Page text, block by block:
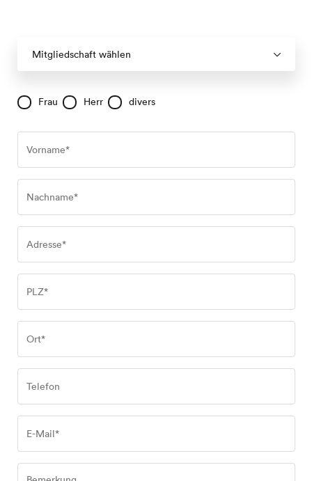
Mitgliedschaft wählen
Frau Herr divers